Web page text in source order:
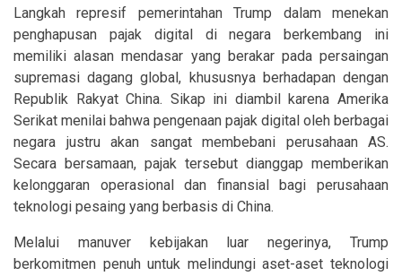
Langkah represif pemerintahan Trump dalam menekan
penghapusan pajak digital di negara berkembang ini
memiliki alasan mendasar yang berakar pada persaingan
supremasi dagang global, khususnya berhadapan dengan
Republik Rakyat China. Sikap ini diambil karena Amerika
Serikat menilai bahwa pengenaan pajak digital oleh berbagai
negara justru akan sangat membebani perusahaan AS.
Secara bersamaan, pajak tersebut dianggap memberikan
kelonggaran operasional dan finansial bagi perusahaan
teknologi pesaing yang berbasis di China.
Melalui manuver kebijakan luar negerinya, Trump
berkomitmen penuh untuk melindungi aset-aset teknologi